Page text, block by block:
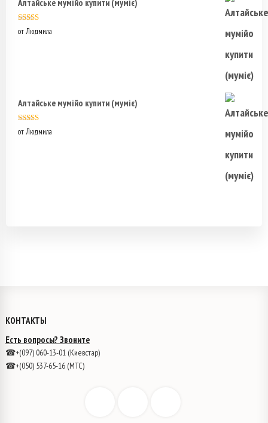
Алтайське мумійо купити (муміє)
Оценка5из
5
от Людмила
Алтайське мумійо купити (муміє)
Оценка5из
5
от Людмила
КОНТАКТЫ
Есть вопросы? Звоните
☎+(097) 060-13-01 (Киевстар)
☎+(050) 537-65-16 (МТС)